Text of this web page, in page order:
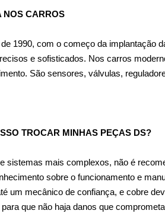
NOS CARROS
1990, com o começo da implantação
e sofisticados. Nos carros
São sensores, válvulas,
TROCAR MINHAS PEÇAS DS?
sistemas mais complexos, não é
sobre o funcionamento e
um mecânico de confiança, e cobre
que não haja danos que